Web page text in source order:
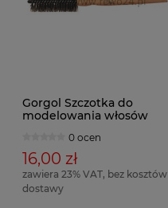
Gorgol Szczotka do
modelowania włosów
0 ocen
16,00 zł
zawiera 23% VAT, bez kosztów
dostawy